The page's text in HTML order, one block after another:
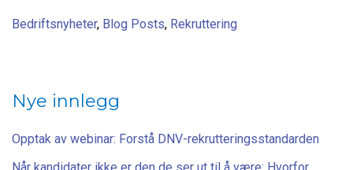
Bedriftsnyheter, Blog Posts, Rekruttering
Nye innlegg
Opptak av webinar: Forstå DNV-rekrutteringsstandarden
Når kandidater ikke er den de ser ut til å være: Hvorfor